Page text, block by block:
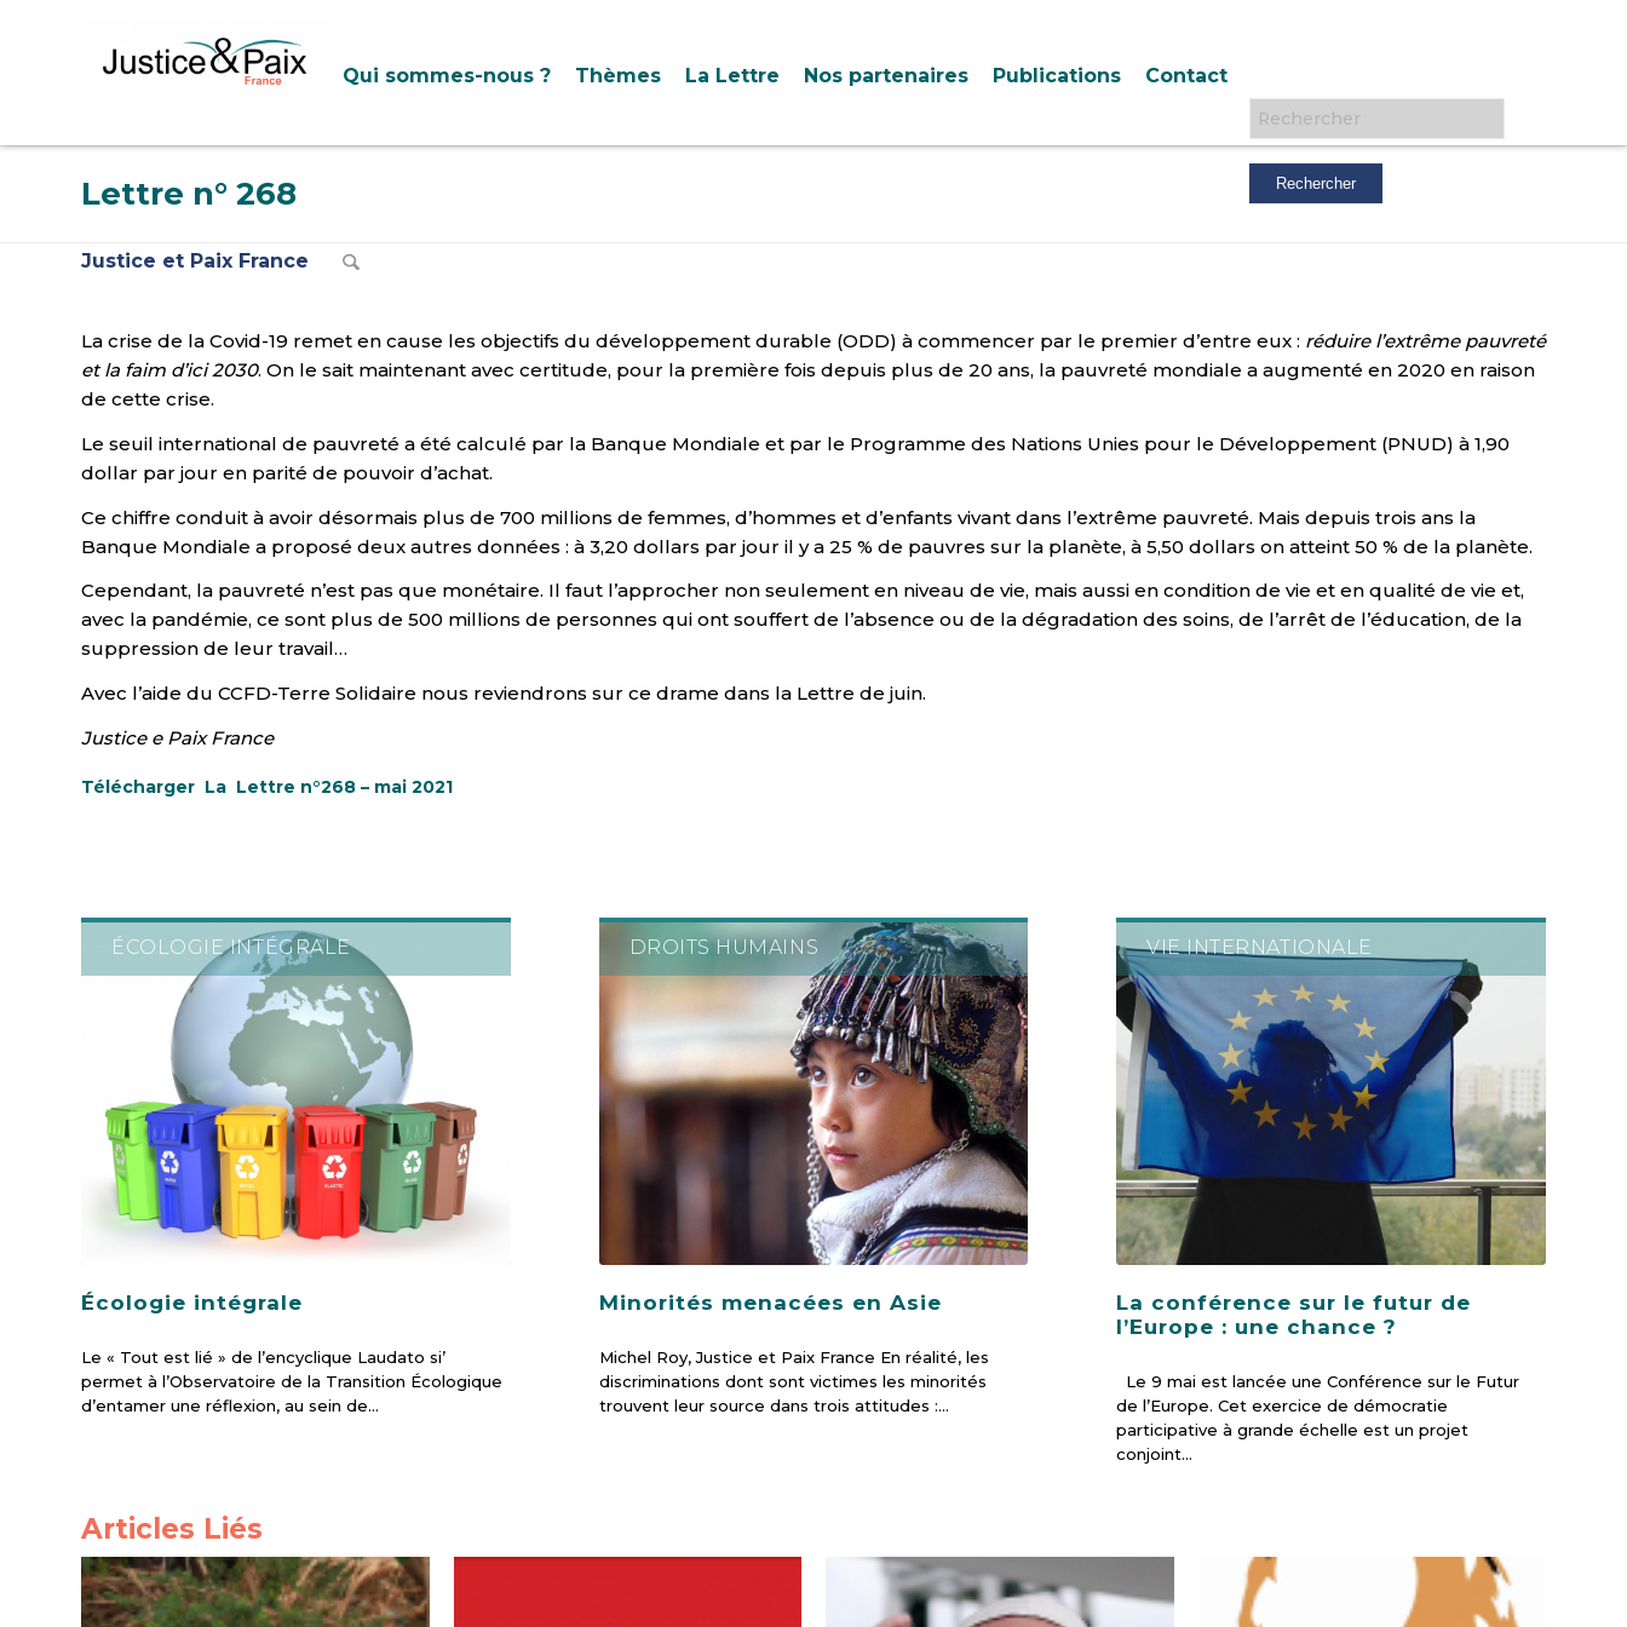
Qui sommes-nous ? Thèmes La Lettre Nos partenaires Publications Contact
Rechercher :
Lettre n° 268
Justice et Paix France
La crise de la Covid-19 remet en cause les objectifs du développement durable (ODD) à commencer par le premier d’entre eux : réduire l’extrême pauvreté
et la faim d’ici 2030. On le sait maintenant avec certitude, pour la première fois depuis plus de 20 ans, la pauvreté mondiale a augmenté en 2020 en raison
de cette crise.
Le seuil international de pauvreté a été calculé par la Banque Mondiale et par le Programme des Nations Unies pour le Développement (PNUD) à 1,90
dollar par jour en parité de pouvoir d’achat.
Ce chiffre conduit à avoir désormais plus de 700 millions de femmes, d’hommes et d’enfants vivant dans l’extrême pauvreté. Mais depuis trois ans la
Banque Mondiale a proposé deux autres données : à 3,20 dollars par jour il y a 25 % de pauvres sur la planète, à 5,50 dollars on atteint 50 % de la planète.
Cependant, la pauvreté n’est pas que monétaire. Il faut l’approcher non seulement en niveau de vie, mais aussi en condition de vie et en qualité de vie et,
avec la pandémie, ce sont plus de 500 millions de personnes qui ont souffert de l’absence ou de la dégradation des soins, de l’arrêt de l’éducation, de la
suppression de leur travail…
Avec l’aide du CCFD-Terre Solidaire nous reviendrons sur ce drame dans la Lettre de juin.
Justice e Paix France
Télécharger La Lettre n°268 – mai 2021
ÉCOLOGIE INTÉGRALE
Écologie intégrale
Le « Tout est lié » de l’encyclique Laudato si’
permet à l’Observatoire de la Transition Écologique
d’entamer une réflexion, au sein de…
DROITS HUMAINS
Minorités menacées en Asie
Michel Roy, Justice et Paix France En réalité, les
discriminations dont sont victimes les minorités
trouvent leur source dans trois attitudes :…
VIE INTERNATIONALE
La conférence sur le futur de
l’Europe : une chance ?
Le 9 mai est lancée une Conférence sur le Futur
de l’Europe. Cet exercice de démocratie
participative à grande échelle est un projet
conjoint…
Articles Liés